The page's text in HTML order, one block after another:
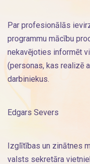
Par profesionālās
programmu mācību
nekavējoties informēt
(personas, kas realizē
darbiniekus.
Edgars Severs
Izglītības un zinātnes
valsts sekretāra